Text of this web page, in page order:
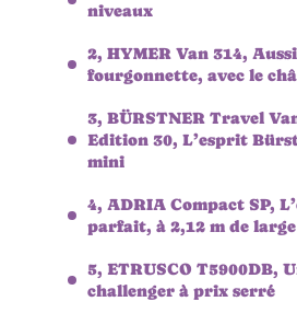
niveaux
2, HYMER Van 314,
fourgonnette, avec le
3, BÜRSTNER Travel
Edition 30, L’esprit
mini
4, ADRIA Compact SP,
parfait, à 2,12 m de large
5, ETRUSCO T5900DB,
challenger à prix serré